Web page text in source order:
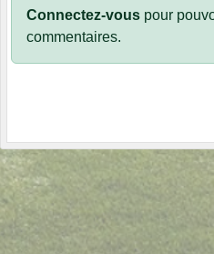
Connectez-vous pour
commentaires.